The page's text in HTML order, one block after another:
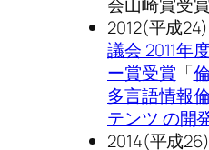
会山崎賞受賞
2012(平成
議会 2011年
ー賞受賞 「
多言語情報
テンツ の開
2014(平成